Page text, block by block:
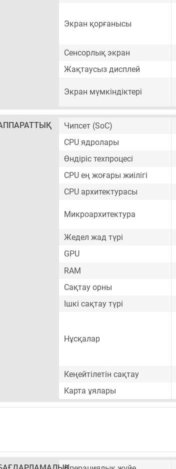
Экран қорғанысы
Сенсорлық экран
Жақтаусыз дисплей
Экран мүмкіндіктері
Чипсет (SoC)
CPU ядролары
Өндіріс техпроцесі
CPU ең жоғары жиілігі
CPU архитектурасы
Микроархитектура
Жедел жад түрі
GPU
RAM
Сақтау орны
Ішкі сақтау түрі
Нұсқалар
Кеңейтілетін сақтау
Карта ұялары